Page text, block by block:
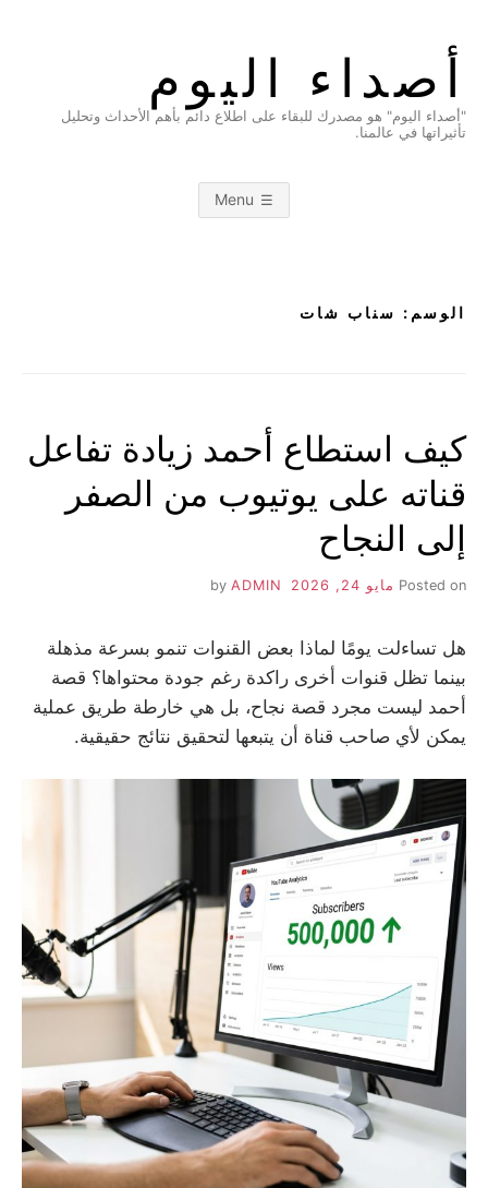
أصداء اليوم
"أصداء اليوم" هو مصدرك للبقاء على اطلاع دائم بأهم الأحداث وتحليل
تأثيراتها في عالمنا.
Menu
الوسم: سناب شات
كيف استطاع أحمد زيادة تفاعل
قناته على يوتيوب من الصفر
إلى النجاح
Posted on مايو 24, 2026 ADMIN
هل تساءلت يومًا لماذا بعض القنوات تنمو بسرعة مذهلة
بينما تظل قنوات أخرى راكدة رغم جودة محتواها؟ قصة
أحمد ليست مجرد قصة نجاح، بل هي خارطة طريق عملية
يمكن لأي صاحب قناة أن يتبعها لتحقيق نتائج حقيقية.